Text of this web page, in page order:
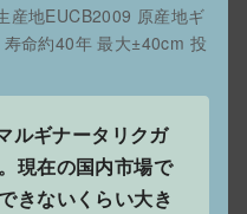
地EUCB2009 原産地ギ
命約40年 最大±40cm 投
ルギナータリクガ
現在の国内市場で
きないくらい大き